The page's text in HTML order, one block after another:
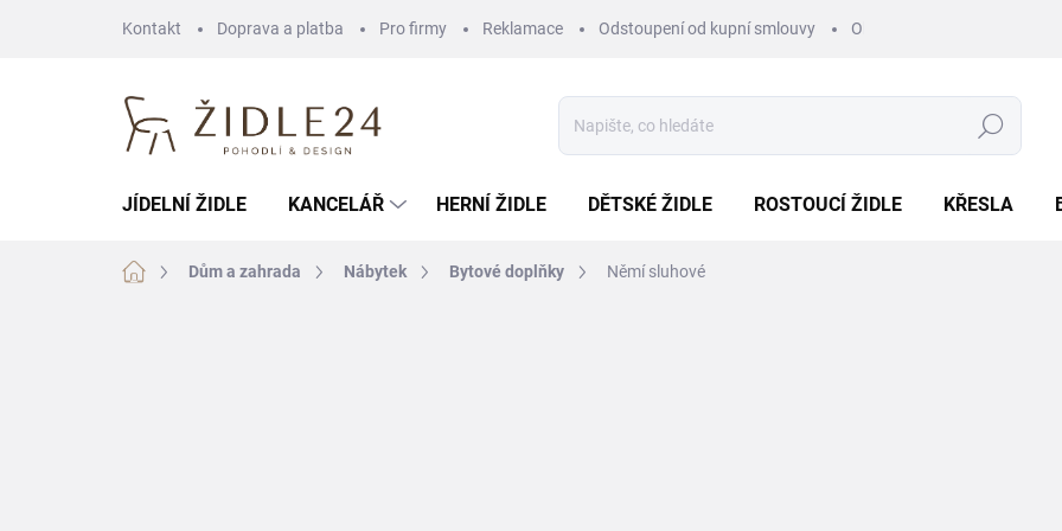
Kontakt Doprava a platba Pro firmy Reklamace Odstoupení od kupní smlouvy Obchodní podmínky
Hledat
JÍDELNÍ ŽIDLE KANCELÁŘ HERNÍ ŽIDLE DĚTSKÉ ŽIDLE ROSTOUCÍ ŽIDLE KŘESLA
Domů Dům a zahrada Nábytek Bytové doplňky Němí sluhové